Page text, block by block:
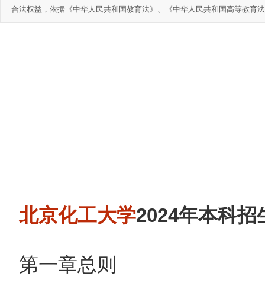
合法权益，依据《中华人民共和国教育法》、《中华人民共和国高等教育
北京化工大学2024年本科招
第一章总则